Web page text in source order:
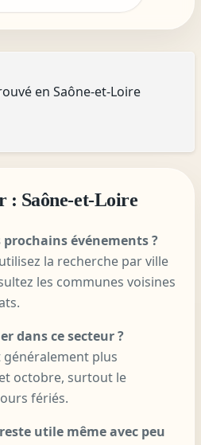
en Saône-et-Loire
: Saône-et-Loire
événements ?
la recherche par ville
les communes voisines
dans ce secteur ?
généralement plus
octobre, surtout le
fériés.
utile même avec peu